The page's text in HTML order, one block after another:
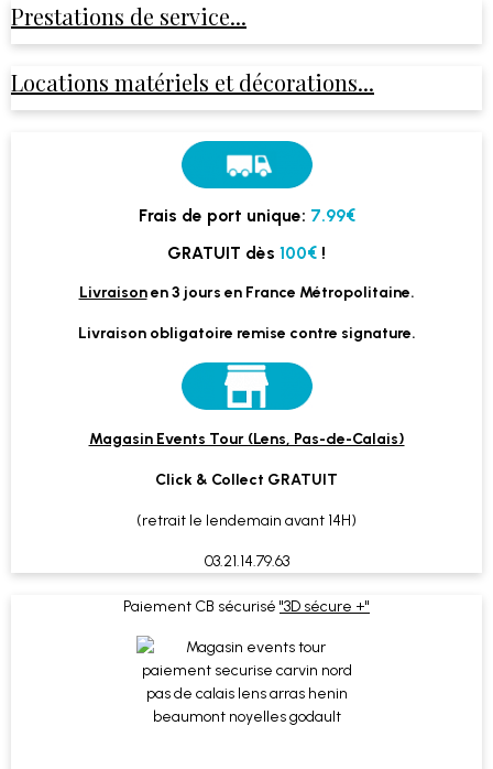
Prestations de service...
Locations matériels et décorations...
Frais de port unique: 7.99€
GRATUIT dès 100€ !
Livraisonen 3 jours en France Métropolitaine.
Livraison obligatoire remise contre signature.
Magasin Events Tour (Lens, Pas-de-Calais)
Click & Collect GRATUIT
(retrait le lendemain avant 14H)
03.21.14.79.63
Paiement CB sécurisé "3D sécure +"